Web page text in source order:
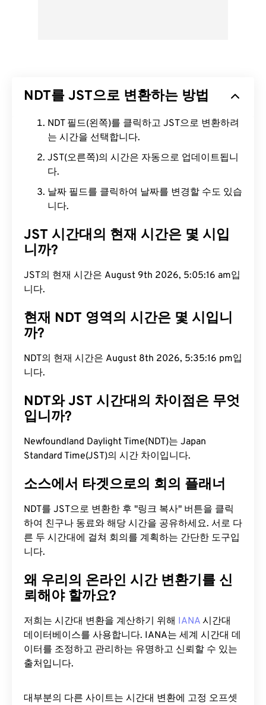
NDT를 JST으로 변환하는 방법
NDT 필드(왼쪽)를 클릭하고 JST으로 변환하려
는 시간을 선택합니다.
JST(오른쪽)의 시간은 자동으로 업데이트됩니
다.
날짜 필드를 클릭하여 날짜를 변경할 수도 있습
니다.
JST 시간대의 현재 시간은 몇 시입
니까?
JST의 현재 시간은 August 9th 2026, 5:05:17 am입
니다.
현재 NDT 영역의 시간은 몇 시입니
까?
NDT의 현재 시간은 August 8th 2026, 5:35:17 pm입
니다.
NDT와 JST 시간대의 차이점은 무엇
입니까?
Newfoundland Daylight Time(NDT)는 Japan
Standard Time(JST)의 시간 차이입니다.
소스에서 타겟으로의 회의 플래너
NDT를 JST으로 변환한 후 "링크 복사" 버튼을 클릭
하여 친구나 동료와 해당 시간을 공유하세요. 서로 다
른 두 시간대에 걸쳐 회의를 계획하는 간단한 도구입
니다.
왜 우리의 온라인 시간 변환기를 신
뢰해야 할까요?
저희는 시간대 변환을 계산하기 위해 IANA 시간대
데이터베이스를 사용합니다. IANA는 세계 시간대 데
이터를 조정하고 관리하는 유명하고 신뢰할 수 있는
출처입니다.
대부분의 다른 사이트는 시간대 변환에 ​​고정 오프셋